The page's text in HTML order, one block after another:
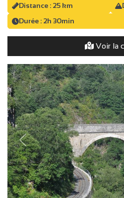
Distance : 25 km
Durée : 2h 30min
Voir la
précédent